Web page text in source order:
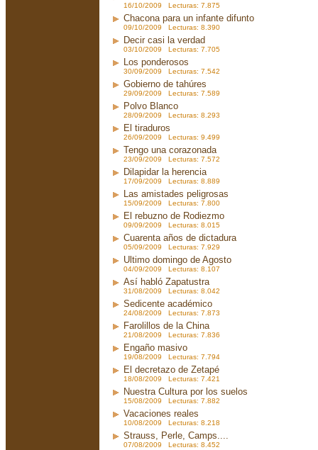
16/10/2009 Lecturas: 7.875
Chacona para un infante difunto
09/10/2009 Lecturas: 8.390
Decir casi la verdad
03/10/2009 Lecturas: 7.705
Los ponderosos
30/09/2009 Lecturas: 7.542
Gobierno de tahúres
29/09/2009 Lecturas: 7.589
Polvo Blanco
28/09/2009 Lecturas: 8.293
El tiraduros
26/09/2009 Lecturas: 9.499
Tengo una corazonada
23/09/2009 Lecturas: 7.572
Dilapidar la herencia
17/09/2009 Lecturas: 8.889
Las amistades peligrosas
15/09/2009 Lecturas: 7.800
El rebuzno de Rodiezmo
09/09/2009 Lecturas: 8.015
Cuarenta años de dictadura
05/09/2009 Lecturas: 7.929
Ultimo domingo de Agosto
04/09/2009 Lecturas: 8.107
Así habló Zapatustra
31/08/2009 Lecturas: 8.042
Sedicente académico
24/08/2009 Lecturas: 7.873
Farolillos de la China
21/08/2009 Lecturas: 7.836
Engaño masivo
19/08/2009 Lecturas: 7.794
El decretazo de Zetapé
18/08/2009 Lecturas: 7.421
Nuestra Cultura por los suelos
15/08/2009 Lecturas: 7.882
Vacaciones reales
10/08/2009 Lecturas: 8.218
Strauss, Perle, Camps....
07/08/2009 Lecturas: 8.452